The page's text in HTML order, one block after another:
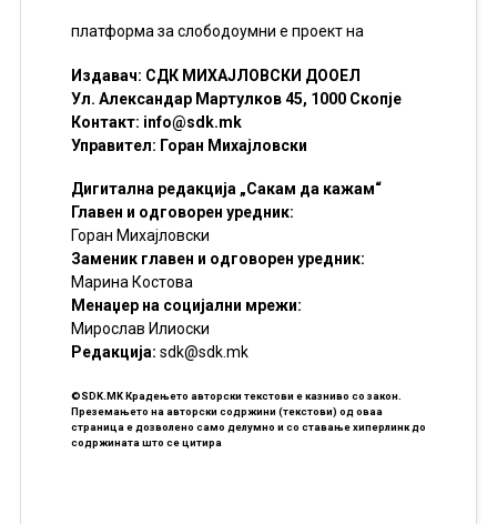
платформа за слободоумни е проект на
Издавач: СДК МИХАЈЛОВСКИ ДООЕЛ
Ул. Александар Мартулков 45, 1000 Скопје
Контакт: info@sdk.mk
Управител: Горан Михајловски
Дигитална редакција „Сакам да кажам“
Главен и одговорен уредник:
Горан Михајловски
Заменик главен и одговорен уредник:
Марина Костова
Менаџер на социјални мрежи:
Мирослав Илиоски
Редакцијa: sdk@sdk.mk
©SDK.MK Крадењето авторски текстови е казниво со закон.
Преземањето на авторски содржини (текстови) од оваа
страница е дозволено само делумно и со ставање хиперлинк до
содржината што се цитира